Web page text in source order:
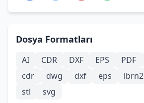
Dosya Formatları
AI CDR DXF EPS PDF
cdr
dwg dxf eps lbrn2
stl
svg